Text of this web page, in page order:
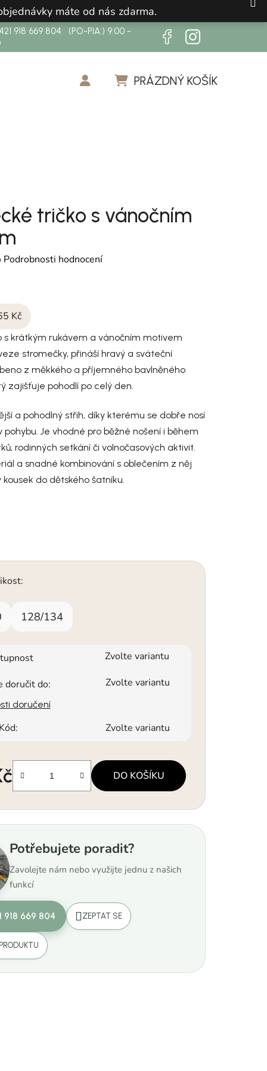
máte od nás zdarma.
918 669 804 (PO-PIA:) 9:00 -
PRÁZDNÝ KOŠÍK
tričko s vánočním
produktu je 0,0 z 5 hvězdiček.
Podrobnosti hodnocení
Kč
s krátkým rukávem a vánočním motivem
stromečky, přináší hravý a sváteční
z měkkého a příjemného bavlněného
zajišťuje pohodlí po celý den.
a pohodlný střih, díky kterému se dobře nosí
Je vhodné pro běžné nošení i během
rodinných setkání či volnočasových aktivit.
a snadné kombinování s oblečením z něj
do dětského šatníku.
128/134
Zvolte variantu
doručit do: Zvolte variantu
doručení
Kód: Zvolte variantu
DO KOŠÍKU
Potřebujete poradit?
Zavolejte nám nebo využijte jednu z našich
funkcí
918 669 804 ZEPTAT SE